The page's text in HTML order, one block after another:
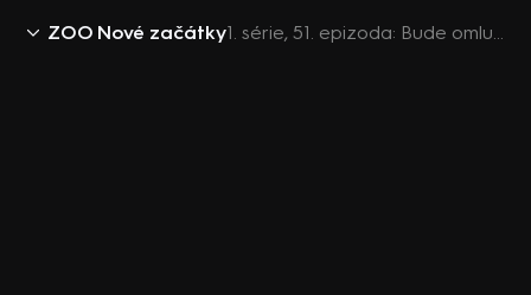
ZOO Nové začátky 1. série, 51. epizoda: Bude omluva?